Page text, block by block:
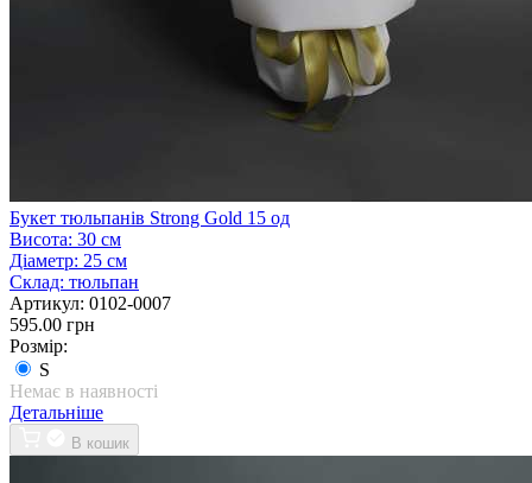
Букет тюльпанів Strong Gold 15 од
Висота: 30 см
Діаметр: 25 см
Склад: тюльпан
Артикул: 0102-0007
595.00 грн
Розмір:
S
Немає в наявності
Детальніше
В кошик